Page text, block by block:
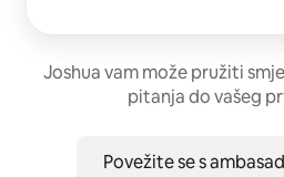
Joshua vam može pružiti
pitanja do vašeg
Povežite se s